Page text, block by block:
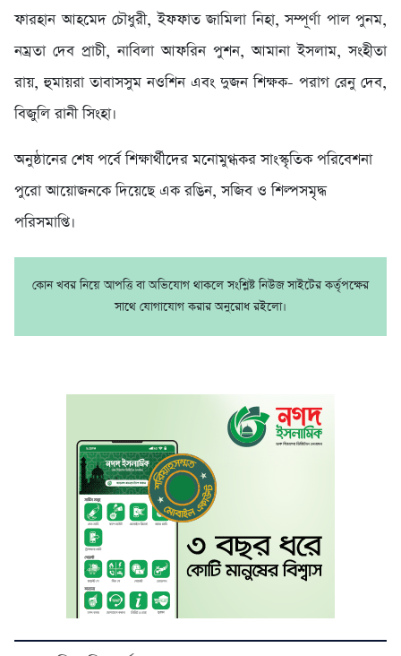
ফারহান আহমেদ চৌধুরী, ইফফাত জামিলা নিহা, সম্পূর্ণা পাল পুনম,
নম্রতা দেব প্রাচী, নাবিলা আফরিন পুশন, আমানা ইসলাম, সংহীতা
রায়, হুমায়রা তাবাসসুম নওশিন এবং দুজন শিক্ষক- পরাগ রেনু দেব,
বিজুলি রানী সিংহা।
অনুষ্ঠানের শেষ পর্বে শিক্ষার্থীদের মনোমুগ্ধকর সাংস্কৃতিক পরিবেশনা
পুরো আয়োজনকে দিয়েছে এক রঙিন, সজিব ও শিল্পসমৃদ্ধ
পরিসমাপ্তি।
কোন খবর নিয়ে আপত্তি বা অভিযোগ থাকলে সংশ্লিষ্ট নিউজ সাইটের কর্তৃপক্ষের
সাথে যোগাযোগ করার অনুরোধ রইলো।